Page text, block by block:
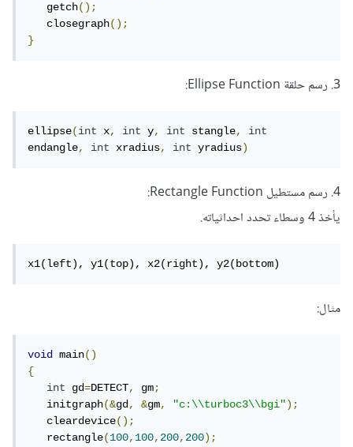
   getch
();
   closegraph
();
}
3. رسم حلقة Ellipse Function:
ellipse(int x, int y, int stangle,
int
endangle, int xradius, int yradius)
4. رسم مستطيل Rectangle Function:
يأخذ 4 وسطاء تحدد احداثياته.
x1(left), y1(top), x2(right), y2(bottom)
مثال:
void main()
{
int
gd=DETECT, gm;
   initgraph
(&gd, &gm, "c:\\turboc3\\bgi");
   cleardevice
();
   rectangle
(100,100,200,200);